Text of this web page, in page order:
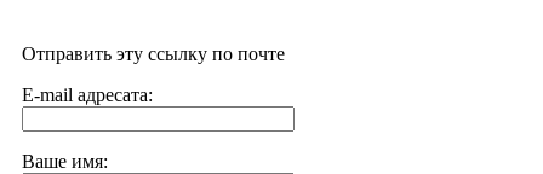
Отправить эту ссылку по почте
E-mail адресата:
Ваше имя: